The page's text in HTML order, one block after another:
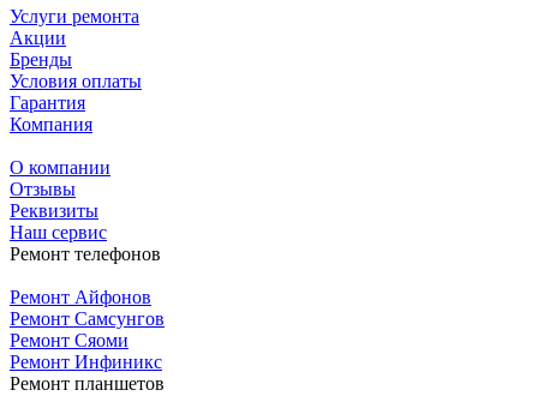
Услуги ремонта
Акции
Бренды
Условия оплаты
Гарантия
Компания
О компании
Отзывы
Реквизиты
Наш сервис
Ремонт телефонов
Ремонт Айфонов
Ремонт Самсунгов
Ремонт Сяоми
Ремонт Инфиникс
Ремонт планшетов